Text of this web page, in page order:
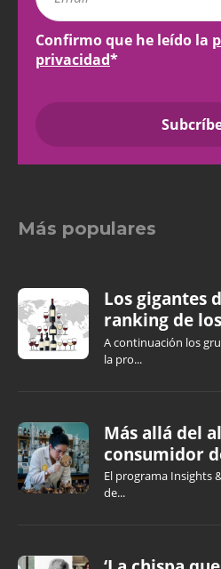
Confirmo que he leído la
privacidad*
Más populares
Los gigantes
ranking de
A continuación los
la pro...
Más allá del
consumidor
El programa Insights
de...